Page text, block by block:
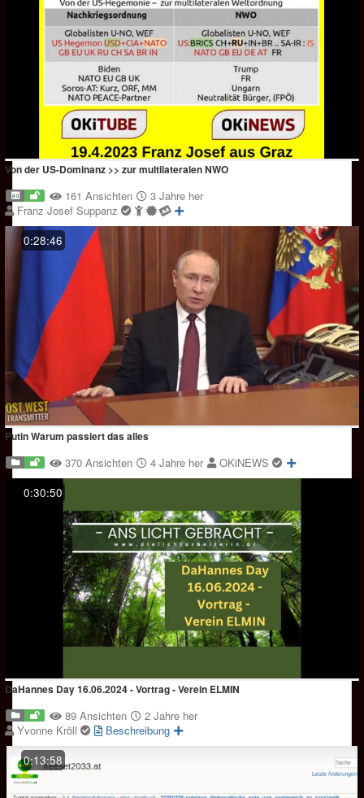
Von der US-Dominanz >> zur multilateralen NWO
161 Ansichten
3 Jahre her
Franz Josef Suppanz
0:28:46
Putin Warum passiert das alles
370 Ansichten 4 Jahre her
OKiNEWS
0:30:50
DaHannes Day 16.06.2024 - Vortrag - Verein ELMIN
89 Ansichten
2 Jahre her
Yvonne Kröll
Beschreibung
0:13:58